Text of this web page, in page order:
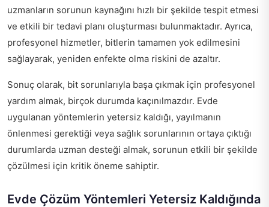
uzmanların sorunun kaynağını hızlı bir şekilde tespit etmesi
ve etkili bir tedavi planı oluşturması bulunmaktadır. Ayrıca,
profesyonel hizmetler, bitlerin tamamen yok edilmesini
sağlayarak, yeniden enfekte olma riskini de azaltır.
Sonuç olarak, bit sorunlarıyla başa çıkmak için profesyonel
yardım almak, birçok durumda kaçınılmazdır. Evde
uygulanan yöntemlerin yetersiz kaldığı, yayılmanın
önlenmesi gerektiği veya sağlık sorunlarının ortaya çıktığı
durumlarda uzman desteği almak, sorunun etkili bir şekilde
çözülmesi için kritik öneme sahiptir.
Evde Çözüm Yöntemleri Yetersiz Kaldığında